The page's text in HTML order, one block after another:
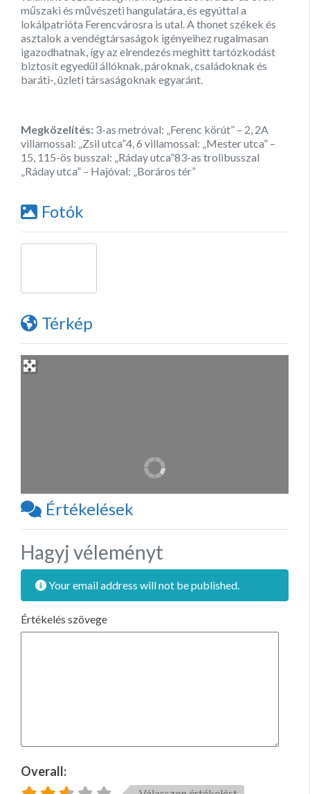
műszaki és művészeti hangulatára, és egyúttal a
lokálpatrióta Ferencvárosra is utal. A thonet székek és
asztalok a vendégtársaságok igényeihez rugalmasan
igazodhatnak, így az elrendezés meghitt tartózkodást
biztosít egyedül állóknak, pároknak, családoknak és
baráti-, üzleti társaságoknak egyaránt.
Megközelítés: 3-as metróval: „Ferenc körút” – 2, 2A
villamossal: „Zsil utca”4, 6 villamossal: „Mester utca” –
15, 115-ös busszal: „Ráday utca”83-as trolibusszal
„Ráday utca” – Hajóval: „Boráros tér”
Fotók
Térkép
Értékelések
Hagyj véleményt
Your email address will not be published.
Értékelés szövege
Overall: